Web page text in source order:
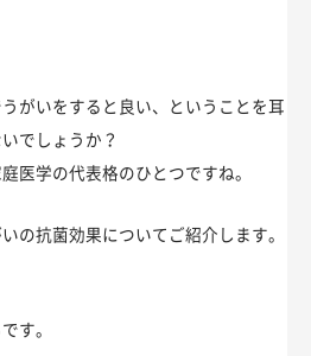
がいをすると良い、ということを耳
でしょうか？
医学の代表格のひとつですね。
の抗菌効果についてご紹介します。
す。